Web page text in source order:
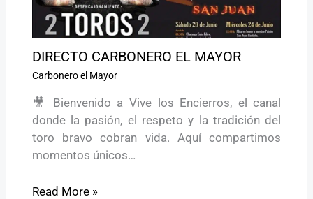
DIRECTO CARBONERO EL MAYOR
Carbonero el Mayor
🎥 Bienvenido a Vive los Encierros, el canal
donde la pasión, el respeto y la tradición del
toro bravo cobran vida. Aquí compartimos
momentos únicos…
Read More »